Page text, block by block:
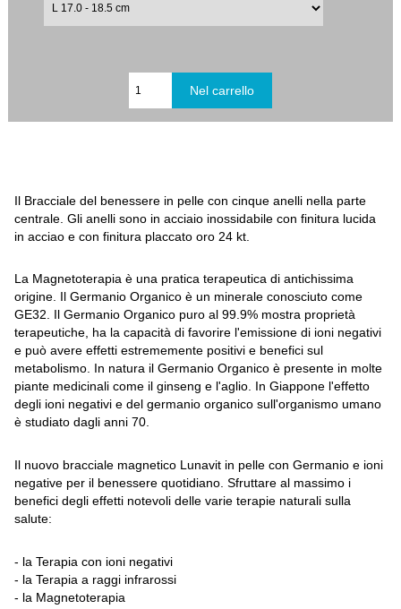
Il Bracciale del benessere in pelle con cinque anelli nella parte
centrale. Gli anelli sono in acciaio inossidabile con finitura lucida
in acciao e con finitura placcato oro 24 kt.
La Magnetoterapia è una pratica terapeutica di antichissima
origine. Il Germanio Organico è un minerale conosciuto come
GE32. Il Germanio Organico puro al 99.9% mostra proprietà
terapeutiche, ha la capacità di favorire l'emissione di ioni negativi
e può avere effetti estrememente positivi e benefici sul
metabolismo. In natura il Germanio Organico è presente in molte
piante medicinali come il ginseng e l'aglio. In Giappone l'effetto
degli ioni negativi e del germanio organico sull'organismo umano
è studiato dagli anni 70.
Il nuovo bracciale magnetico Lunavit in pelle con Germanio e ioni
negative per il benessere quotidiano. Sfruttare al massimo i
benefici degli effetti notevoli delle varie terapie naturali sulla
salute:
- la Terapia con ioni negativi
- la Terapia a raggi infrarossi
- la Magnetoterapia